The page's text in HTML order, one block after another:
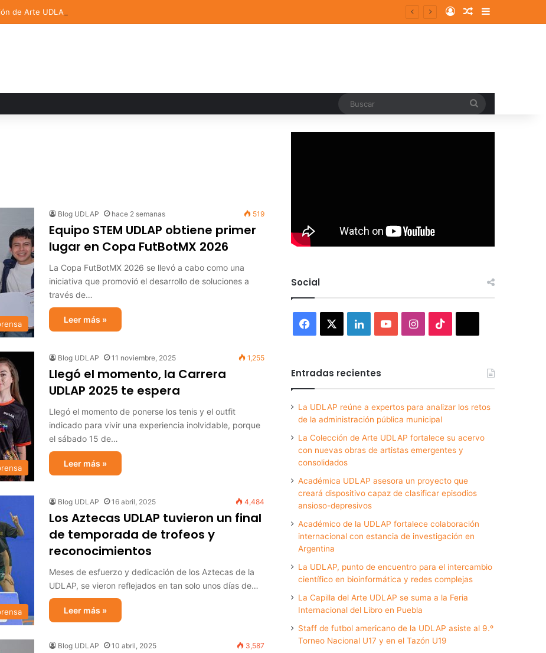
de Arte UDLAP fortalece su acervo con nuevas obras de artistas emergentes y consolidados Log InRandom Article
Sidebar
Blog UDLAP hace 2 semanas 519
Equipo STEM UDLAP obtiene primer
lugar en Copa FutBotMX 2026
La Copa FutBotMX 2026 se llevó a cabo como una
iniciativa que promovió el desarrollo de soluciones a
través de…
Leer más »
Blog UDLAP 11 noviembre, 2025 1,255
Llegó el momento, la Carrera
UDLAP 2025 te espera
Llegó el momento de ponerse los tenis y el outfit
indicado para vivir una experiencia inolvidable, porque
el sábado 15 de…
Leer más »
Blog UDLAP 16 abril, 2025 4,484
Los Aztecas UDLAP tuvieron un final
de temporada de trofeos y
reconocimientos
Meses de esfuerzo y dedicación de los Aztecas de la
UDLAP, se vieron reflejados en tan solo unos días de…
Leer más »
Blog UDLAP 10 abril, 2025 3,587
Social
Facebook LinkedInYouTubeInstagram
Entradas recientes
La UDLAP reúne a expertos para analizar los retos
de la administración pública municipal
La Colección de Arte UDLAP fortalece su acervo
con nuevas obras de artistas emergentes y
consolidados
Académica UDLAP asesora un proyecto que
creará dispositivo capaz de clasificar episodios
ansioso-depresivos
Académico de la UDLAP fortalece colaboración
internacional con estancia de investigación en
Argentina
La UDLAP, punto de encuentro para el intercambio
científico en bioinformática y redes complejas
La Capilla del Arte UDLAP se suma a la Feria
Internacional del Libro en Puebla
Staff de futbol americano de la UDLAP asiste al 9.º
Torneo Nacional U17 y en el Tazón U19